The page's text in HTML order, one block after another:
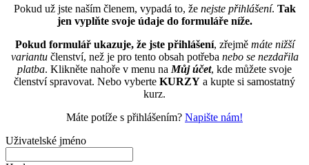
Pokud už jste naším členem, vypadá to, že nejste přihlášení. Tak
jen vyplňte svoje údaje do formuláře níže.
Pokud formulář ukazuje, že jste přihlášení, zřejměmáte nižší
variantučlenství, než je pro tento obsah potřeba nebo se nezdařila
platba. Klikněte nahoře v menu na Můj účet, kde můžete svoje
členství spravovat. Nebo vyberte KURZY a kupte si samostatný
kurz.
Máte potíže s přihlášením? Napište nám!
Uživatelské jméno